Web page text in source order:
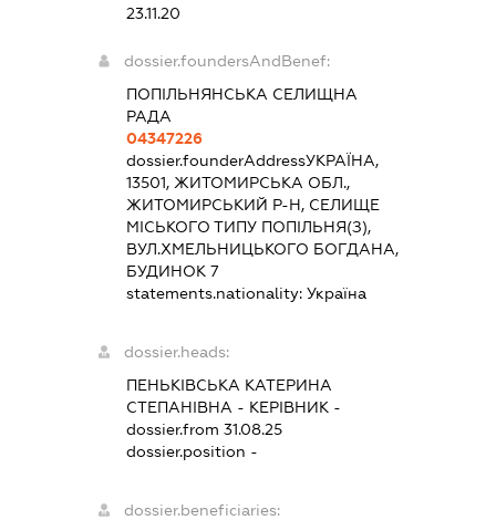
23.11.20
dossier.foundersAndBenef:
ПОПІЛЬНЯНСЬКА СЕЛИЩНА
РАДА
04347226
dossier.founderAddressУКРАЇНА,
13501, ЖИТОМИРСЬКА ОБЛ.,
ЖИТОМИРСЬКИЙ Р-Н, СЕЛИЩЕ
МІСЬКОГО ТИПУ ПОПІЛЬНЯ(З),
ВУЛ.ХМЕЛЬНИЦЬКОГО БОГДАНА,
БУДИНОК 7
statements.nationality: Україна
dossier.heads:
ПЕНЬКІВСЬКА КАТЕРИНА
СТЕПАНІВНА - КЕРІВНИК -
dossier.from 31.08.25
dossier.position -
dossier.beneficiaries: